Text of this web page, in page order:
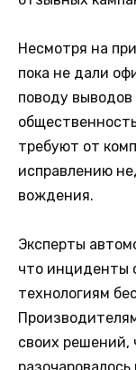
Несмотря на
пока не дали
поводу
требуют от
исправлению
вождения.
Эксперты
что инциденты
технологиям
своих решений,